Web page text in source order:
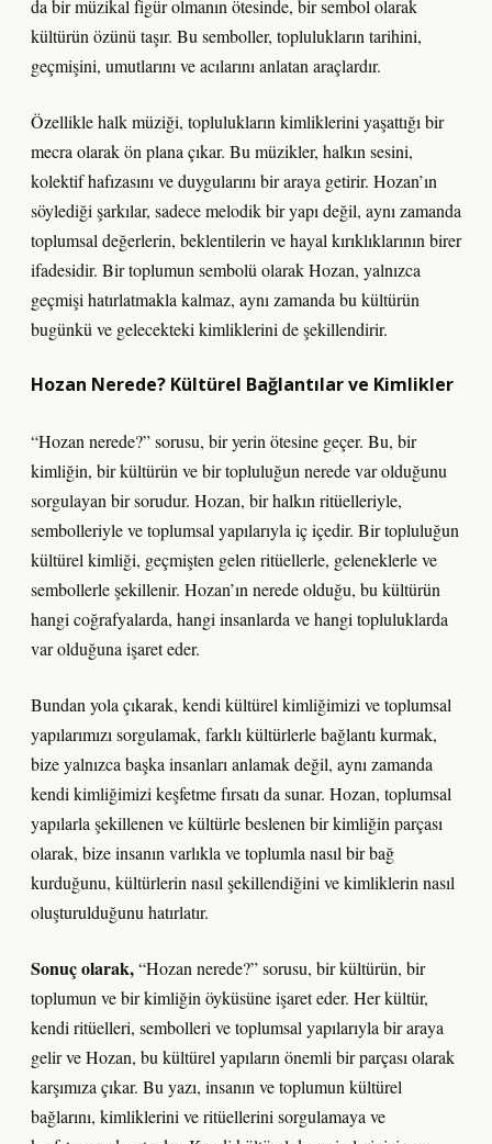
da bir müzikal figür olmanın ötesinde, bir sembol olarak
kültürün özünü taşır. Bu semboller, toplulukların tarihini,
geçmişini, umutlarını ve acılarını anlatan araçlardır.
Özellikle halk müziği, toplulukların kimliklerini yaşattığı bir
mecra olarak ön plana çıkar. Bu müzikler, halkın sesini,
kolektif hafızasını ve duygularını bir araya getirir. Hozan’ın
söylediği şarkılar, sadece melodik bir yapı değil, aynı zamanda
toplumsal değerlerin, beklentilerin ve hayal kırıklıklarının birer
ifadesidir. Bir toplumun sembolü olarak Hozan, yalnızca
geçmişi hatırlatmakla kalmaz, aynı zamanda bu kültürün
bugünkü ve gelecekteki kimliklerini de şekillendirir.
Hozan Nerede? Kültürel Bağlantılar ve Kimlikler
“Hozan nerede?” sorusu, bir yerin ötesine geçer. Bu, bir
kimliğin, bir kültürün ve bir topluluğun nerede var olduğunu
sorgulayan bir sorudur. Hozan, bir halkın ritüelleriyle,
sembolleriyle ve toplumsal yapılarıyla iç içedir. Bir topluluğun
kültürel kimliği, geçmişten gelen ritüellerle, geleneklerle ve
sembollerle şekillenir. Hozan’ın nerede olduğu, bu kültürün
hangi coğrafyalarda, hangi insanlarda ve hangi topluluklarda
var olduğuna işaret eder.
Bundan yola çıkarak, kendi kültürel kimliğimizi ve toplumsal
yapılarımızı sorgulamak, farklı kültürlerle bağlantı kurmak,
bize yalnızca başka insanları anlamak değil, aynı zamanda
kendi kimliğimizi keşfetme fırsatı da sunar. Hozan, toplumsal
yapılarla şekillenen ve kültürle beslenen bir kimliğin parçası
olarak, bize insanın varlıkla ve toplumla nasıl bir bağ
kurduğunu, kültürlerin nasıl şekillendiğini ve kimliklerin nasıl
oluşturulduğunu hatırlatır.
Sonuç olarak,“Hozan nerede?” sorusu, bir kültürün, bir
toplumun ve bir kimliğin öyküsüne işaret eder. Her kültür,
kendi ritüelleri, sembolleri ve toplumsal yapılarıyla bir araya
gelir ve Hozan, bu kültürel yapıların önemli bir parçası olarak
karşımıza çıkar. Bu yazı, insanın ve toplumun kültürel
bağlarını, kimliklerini ve ritüellerini sorgulamaya ve